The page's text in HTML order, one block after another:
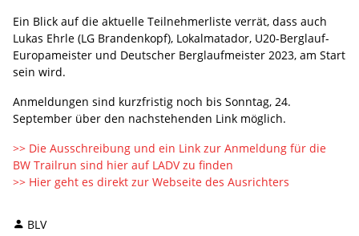
Ein Blick auf die aktuelle Teilnehmerliste verrät, dass auch
Lukas Ehrle (LG Brandenkopf), Lokalmatador, U20-Berglauf-
Europameister und Deutscher Berglaufmeister 2023, am Start
sein wird.
Anmeldungen sind kurzfristig noch bis Sonntag, 24.
September über den nachstehenden Link möglich.
>> Die Ausschreibung und ein Link zur Anmeldung für die
BW Trailrun sind hier auf LADV zu finden
>> Hier geht es direkt zur Webseite des Ausrichters
BLV